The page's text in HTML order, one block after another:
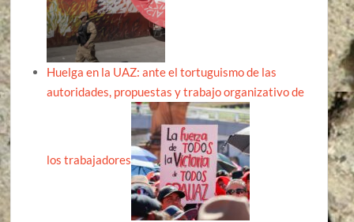
Huelga en la UAZ: ante el tortuguismo de las
autoridades, propuestas y trabajo organizativo de
los trabajadores